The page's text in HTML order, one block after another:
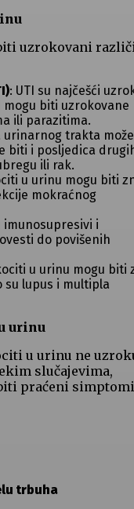
uzrokovani
: UTI su najčešći
mogu biti uzrokovane
ili parazitima.
urinarnog trakta
biti i posljedica
ili rak.
u urinu mogu biti
mokraćnog
imunosupresivi i
do povišenih
u urinu mogu biti
lupus i multipla
urinu
u urinu ne
slučajevima,
praćeni
trbuha